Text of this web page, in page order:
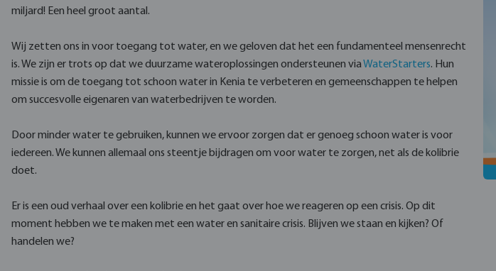
miljard! Een heel groot aantal.
Wij zetten ons in voor toegang tot water, en we geloven dat het een fundamenteel mensenrecht
is. We zijn er trots op dat we duurzame wateroplossingen ondersteunen viaWaterStarters. Hun
missie is om de toegang tot schoon water in Kenia te verbeteren en gemeenschappen te helpen
om succesvolle eigenaren van waterbedrijven te worden.
Door minder water te gebruiken, kunnen we ervoor zorgen dat er genoeg schoon water is voor
iedereen. We kunnen allemaal ons steentje bijdragen om voor water te zorgen, net als de kolibrie
doet.
Er is een oud verhaal over een kolibrie en het gaat over hoe we reageren op een crisis. Op dit
moment hebben we te maken met een water en sanitaire crisis. Blijven we staan en kijken? Of
handelen we?